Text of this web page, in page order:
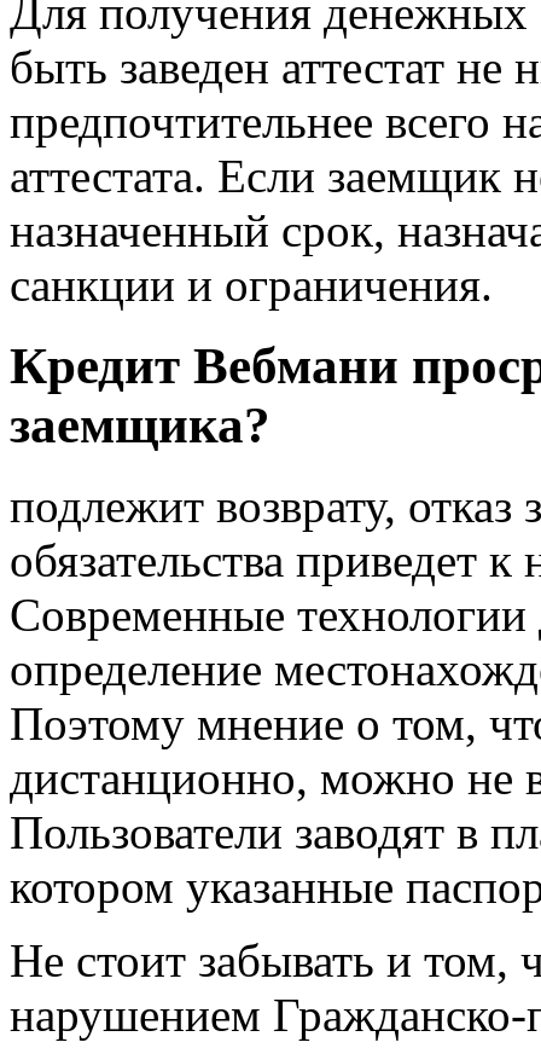
Для получения денежных
быть заведен аттестат не
предпочтительнее всего
аттестата. Если заемщик
назначенный срок,
санкции и ограничения.
Кредит Вебмани
заемщика?
подлежит возврату,
обязательства приведет
Современные
определение
Поэтому мнение о том,
дистанционно, можно не
Пользователи заводят в
котором указанные
Не стоит забывать и том,
нарушением